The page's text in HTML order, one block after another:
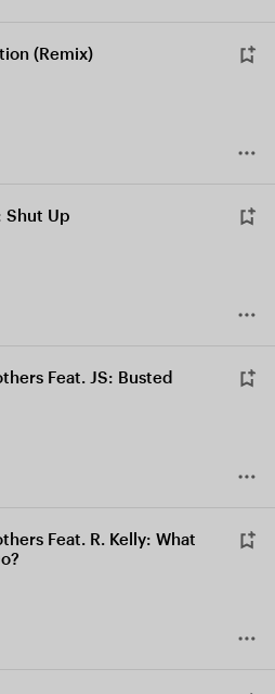
(Remix)
Shut Up
Feat. JS: Busted
Feat. R. Kelly: What